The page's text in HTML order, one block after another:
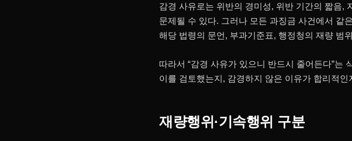
감경 사유로는 위반의 경미성, 위반 기간의 짧음,
문제될 수 있다. 그러나 모든 과징금 사건에서 같
해당 법령의 문언, 부과기준표, 행정청의 재량 범
따라서 “감경 사유가 있으니 반드시 줄어든다”는
이를 검토했는지, 감경하지 않은 이유가 합리적인
재량행위·기속행위 구분